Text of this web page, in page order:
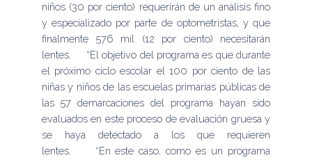
niños (30 por ciento) requerirán de un análisis fino
y especializado por parte de optometristas, y que
finalmente 576 mil (12 por ciento) necesitarán
lentes. “El objetivo del programa es que durante
el próximo ciclo escolar el 100 por ciento de las
niñas y niños de las escuelas primarias públicas de
las 57 demarcaciones del programa hayan sido
evaluados en este proceso de evaluación gruesa y
se haya detectado a los que requieren
lentes. “En este caso, como es un programa